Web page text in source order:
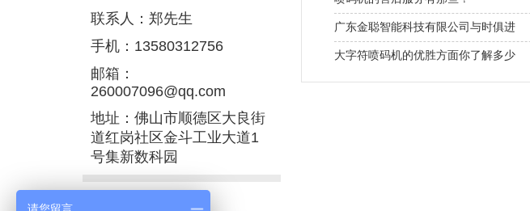
联系人：郑先生
手机：13580312756
邮箱：
260007096@qq.com
地址：佛山市顺德区大良街
道红岗社区金斗工业大道1
号集新数科园
广东金聪智能科技有限公司与时俱进
大字符喷码机的优胜方面你了解多少